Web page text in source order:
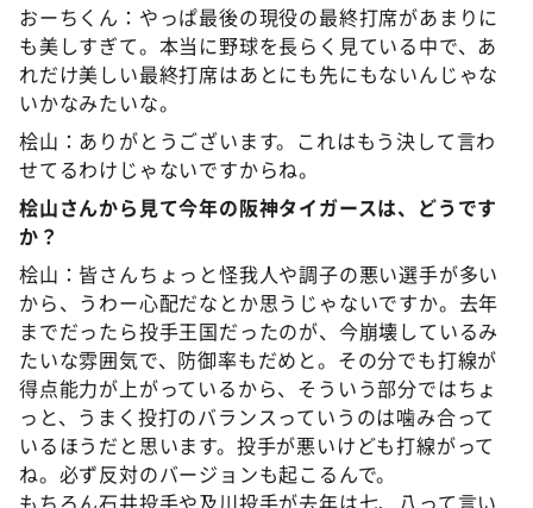
おーちくん：やっぱ最後の現役の最終打席があまりに
も美しすぎて。本当に野球を長らく見ている中で、あ
れだけ美しい最終打席はあとにも先にもないんじゃな
いかなみたいな。
桧山：ありがとうございます。これはもう決して言わ
せてるわけじゃないですからね。
桧山さんから見て今年の阪神タイガースは、どうです
か？
桧山：皆さんちょっと怪我人や調子の悪い選手が多い
から、うわー心配だなとか思うじゃないですか。去年
までだったら投手王国だったのが、今崩壊しているみ
たいな雰囲気で、防御率もだめと。その分でも打線が
得点能力が上がっているから、そういう部分ではちょ
っと、うまく投打のバランスっていうのは噛み合って
いるほうだと思います。投手が悪いけども打線がって
ね。必ず反対のバージョンも起こるんで。
もちろん石井投手や及川投手が去年は七、八って言い